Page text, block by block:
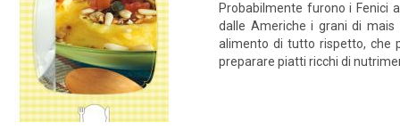
Probabilmente furono i Fenici
dalle Americhe i grani di
alimento di tutto rispetto, che
preparare piatti ricchi di